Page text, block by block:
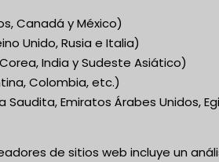
Canadá y México)
Unido, Rusia e Italia)
India y Sudeste Asiático)
Colombia, etc.)
Saudita, Emiratos Árabes Unidos,
de sitios web incluye un